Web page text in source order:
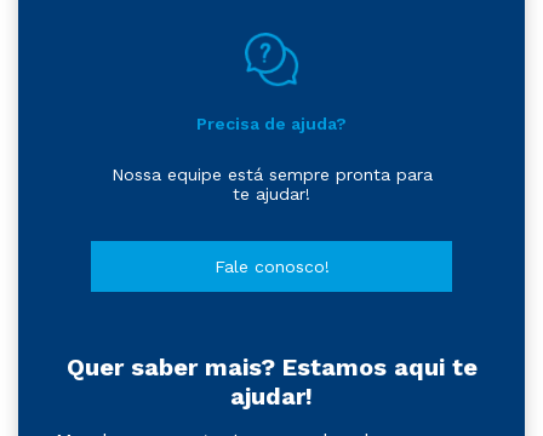
Precisa de ajuda?
Nossa equipe está sempre pronta para
te ajudar!
Fale conosco!
Quer saber mais? Estamos aqui te
ajudar!